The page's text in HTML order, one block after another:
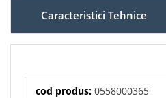
Caracteristici Tehnice
cod produs: 0558000365